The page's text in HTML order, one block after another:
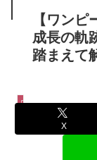
【ワン
成長の軌
踏まえて
ワンピース
X